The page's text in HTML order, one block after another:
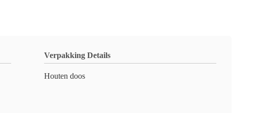
Verpakking Details
Houten doos